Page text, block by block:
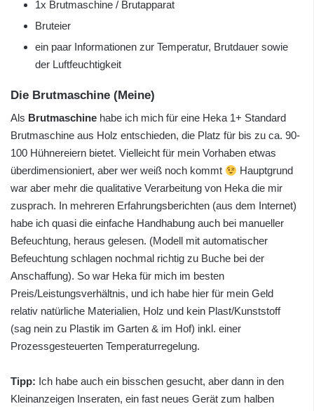
1x Brutmaschine / Brutapparat
Bruteier
ein paar Informationen zur Temperatur, Brutdauer sowie
der Luftfeuchtigkeit
Die Brutmaschine (Meine)
Als Brutmaschine habe ich mich für eine Heka 1+ Standard
Brutmaschine aus Holz entschieden, die Platz für bis zu ca. 90-
100 Hühnereiern bietet. Vielleicht für mein Vorhaben etwas
überdimensioniert, aber wer weiß noch kommt
Hauptgrund
war aber mehr die qualitative Verarbeitung von Heka die mir
zusprach. In mehreren Erfahrungsberichten (aus dem Internet)
habe ich quasi die einfache Handhabung auch bei manueller
Befeuchtung, heraus gelesen. (Modell mit automatischer
Befeuchtung schlagen nochmal richtig zu Buche bei der
Anschaffung). So war Heka für mich im besten
Preis/Leistungsverhältnis, und ich habe hier für mein Geld
relativ natürliche Materialien, Holz und kein Plast/Kunststoff
(sag nein zu Plastik im Garten & im Hof) inkl. einer
Prozessgesteuerten Temperaturregelung.
Tipp: Ich habe auch ein bisschen gesucht, aber dann in den
Kleinanzeigen Inseraten, ein fast neues Gerät zum halben